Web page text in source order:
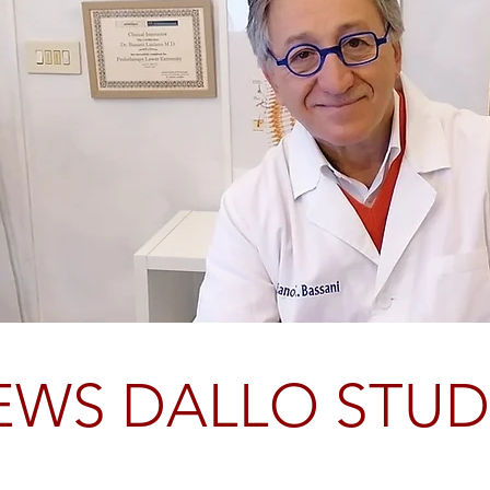
DALLO